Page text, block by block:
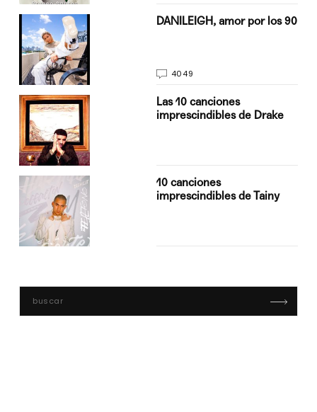
DANILEIGH, amor por los 90
4049
Las 10 canciones
imprescindibles de Drake
10 canciones
imprescindibles de Tainy